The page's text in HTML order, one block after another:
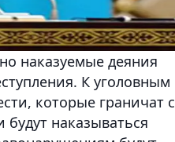
наказуемые деяния
К уголовным
которые граничат с
наказываться